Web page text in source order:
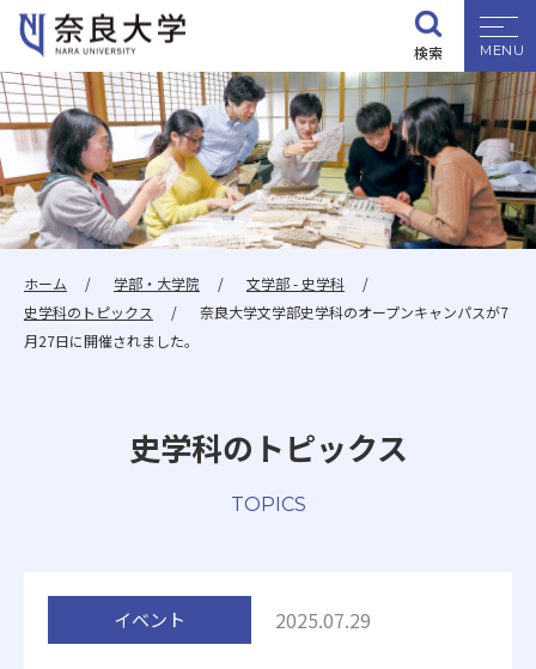
検索
大学紹介
学部・大学院
学生生活
ホーム 学部・大学院
文学部 - 史学科
史学科のトピックス
奈良大学文学部史学科のオープンキャンパスが7
月27日に開催されました。
史学科のトピックス
TOPICS
イベント 2025.07.29